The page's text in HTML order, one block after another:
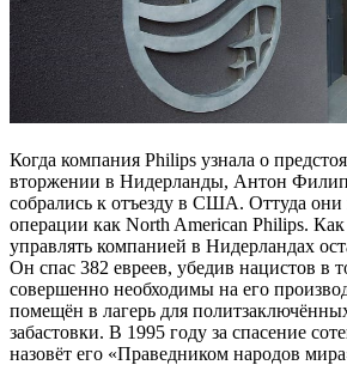
Когда компания Philips узнала о
вторжении в Нидерланды, Антон
собрались к отъезду в США. Оттуда они
операции как North American Philips.
управлять компанией в Нидерландах
Он спас 382 евреев, убедив нацистов в
совершенно необходимы на его
помещён в лагерь для
забастовки. В 1995 году за спасение
назовёт его «Праведником народов